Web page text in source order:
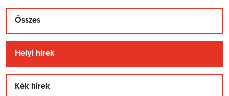
Összes
Helyi hírek
Kék hírek